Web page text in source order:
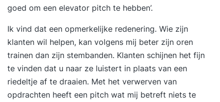
goed om een elevator pitch te hebben’.
Ik vind dat een opmerkelijke redenering. Wie zijn
klanten wil helpen, kan volgens mij beter zijn oren
trainen dan zijn stembanden. Klanten schijnen het fijn
te vinden dat u naar ze luistert in plaats van een
riedeltje af te draaien. Met het verwerven van
opdrachten heeft een pitch wat mij betreft niets te